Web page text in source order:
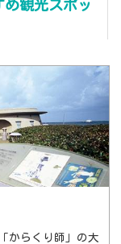
観光スポッ
からくり師」の大